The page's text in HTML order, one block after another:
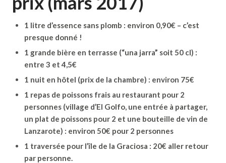
1 litre d’essence sans plomb : environ 0,90€ – c’est
presque donné !
1 grande bière en terrasse (“una jarra” soit 50 cl) :
entre 3 et 4,5€
1 nuit en hôtel (prix de la chambre) : environ 75€
1 repas de poissons frais au restaurant pour 2
personnes (village d’El Golfo, une entrée à partager,
un plat de poissons pour 2 et une bouteille de vin de
Lanzarote) : environ 50€ pour 2 personnes
1 traversée pour l’île de la Graciosa : 20€ aller retour
par personne.